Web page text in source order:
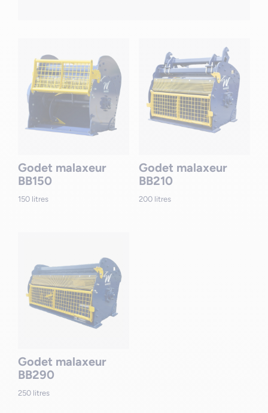
Godet malaxeur
BB150
150 litres
Godet malaxeur
BB210
200 litres
Godet malaxeur
BB290
250 litres